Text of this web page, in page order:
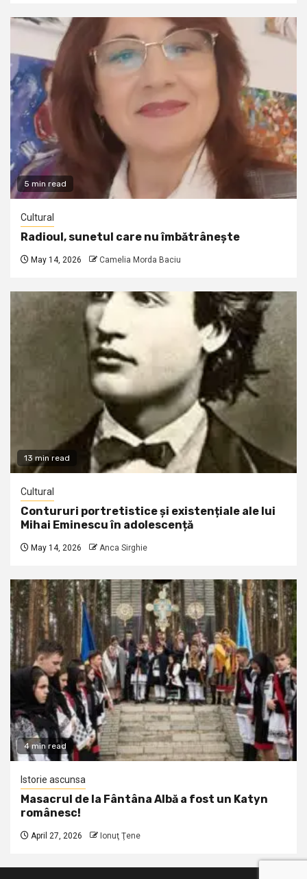
5 min read
Cultural
Radioul, sunetul care nu îmbătrânește
May 14, 2026 Camelia Morda Baciu
13 min read
Cultural
Contururi portretistice și existențiale ale lui
Mihai Eminescu în adolescență
May 14, 2026 Anca Sirghie
4 min read
Istorie ascunsa
Masacrul de la Fântâna Albă a fost un Katyn
românesc!
April 27, 2026 Ionuţ Ţene